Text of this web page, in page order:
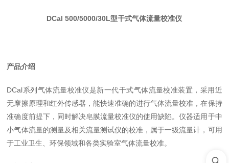
DCal 500/5000/30L型干式气体流量校准仪
产品介绍
DCal系列 气体流量校准仪是新一代干式气体流量校准装置，采用近
无摩擦原理和红外传感器，能快速准确的进行气体流量校准，在保持
准确度前提下， 同时解决皂膜流量校准仪的使用缺陷。仪器适用于中
小气体流量的测量及相关流量测试仪的校准，属于一级流量计，可用
于工业卫生、环保领域和各类实验室气体流量校准。